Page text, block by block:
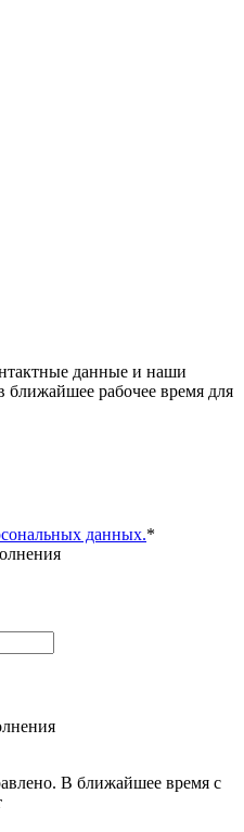
данные и наши
ближайшее рабочее время для
данных.*
В ближайшее время с